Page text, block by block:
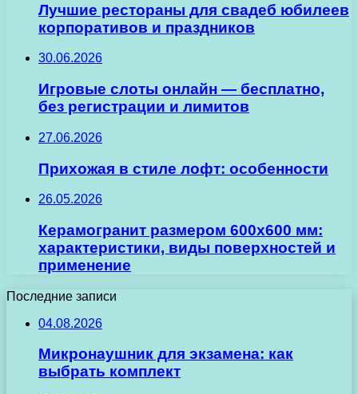
Лучшие рестораны для свадеб юбилеев
корпоративов и праздников
30.06.2026
Игровые слоты онлайн — бесплатно,
без регистрации и лимитов
27.06.2026
Прихожая в стиле лофт: особенности
26.05.2026
Керамогранит размером 600х600 мм:
характеристики, виды поверхностей и
применение
Последние записи
04.08.2026
Микронаушник для экзамена: как
выбрать комплект